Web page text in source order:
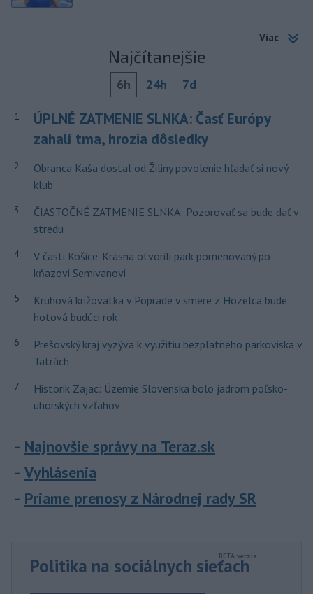
Viac
Najčítanejšie
6h 24h 7d
1
ÚPLNÉ ZATMENIE SLNKA: Časť Európy
zahalí tma, hrozia dôsledky
2
Obranca Kaša dostal od Žiliny povolenie hľadať si nový
klub
3
ČIASTOČNÉ ZATMENIE SLNKA: Pozorovať sa bude dať v
stredu
4
V časti Košice-Krásna otvorili park pomenovaný po
kňazovi Semivanovi
5
Kruhová križovatka v Poprade v smere z Hozelca bude
hotová budúci rok
6
Prešovský kraj vyzýva k využitiu bezplatného parkoviska v
Tatrách
7
Historik Zajac: Územie Slovenska bolo jadrom poľsko-
uhorských vzťahov
Najnovšie správy na Teraz.sk
Vyhlásenia
Priame prenosy z Národnej rady SR
Politika na sociálnych sieťach